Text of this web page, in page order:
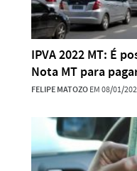
IPVA 2022 MT: É
Nota MT para
FELIPE MATOZOEM 08/01/